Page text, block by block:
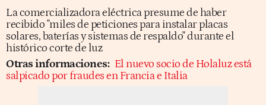
La comercializadora eléctrica presume de haber
recibido "miles de peticiones para instalar placas
solares, baterías y sistemas de respaldo" durante el
histórico corte de luz
Otras informaciones: El nuevo socio de Holaluz está
salpicado por fraudes en Francia e Italia